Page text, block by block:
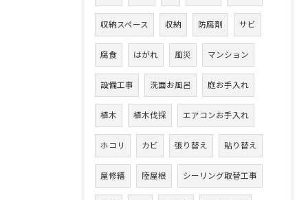
収納スペース 収納 防腐剤 サビ
腐食 はがれ 風災 マンション
設備工事 洗面お風呂 庭お手入れ
植木 植木伐採 エアコンお手入れ
ホコリ カビ 張り替え 貼り替え
屋修繕 陸屋根 シーリング取替工事